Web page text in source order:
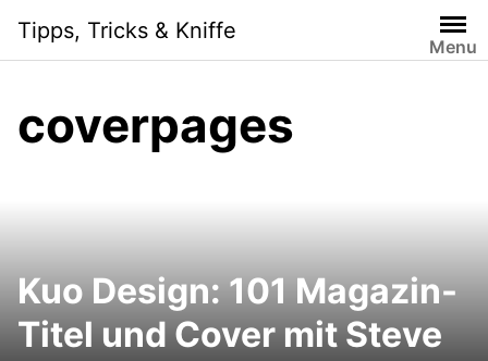
content
Tipps, Tricks & Kniffe
Menu
coverpages
Kuo Design: 101 Magazin-
Titel und Cover mit Steve